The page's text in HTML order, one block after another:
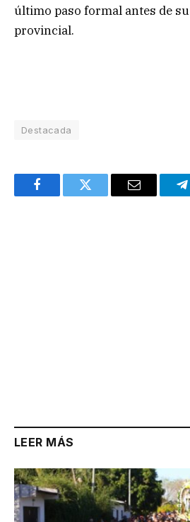
último paso formal antes de
provincial.
Destacada
FacebookTwitter Email
LEER MÁS